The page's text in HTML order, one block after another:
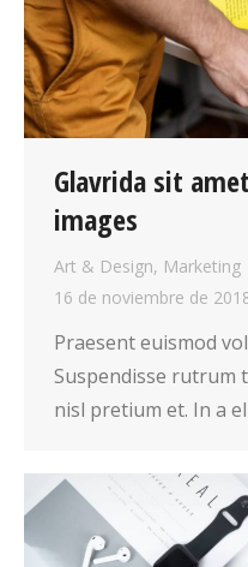
Glavrida sit
images
Art & Design, Marketing
16 de noviembre de
Praesent euismod
Suspendisse rutrum
nisl pretium et. In a